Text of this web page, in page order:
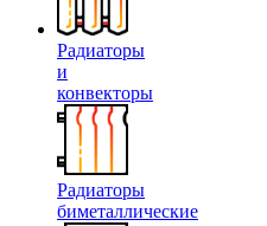
Радиаторы
и
конвекторы
Радиаторы
биметаллические